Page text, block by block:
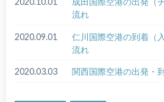
流れ
2020.09.01
仁川国際空港の到着（
流れ
2020.03.03 関西国際空港の出発・